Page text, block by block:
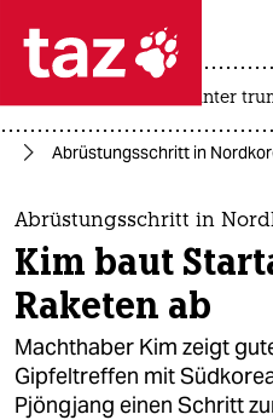
 taz
taz zahl ich
themen
politik
öko
gesellschaft
usa unter
Abrüstungsschritt in
Abrüstungsschritt in
Kim baut
Raketen ab
Machthaber Kim zeigt
Gipfeltreffen mit
Pjöngjang einen Schritt